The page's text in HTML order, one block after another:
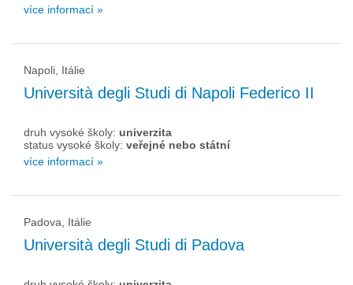
více informací »
Napoli, Itálie
Università degli Studi di Napoli Federico II
druh vysoké školy: univerzita
status vysoké školy: veřejné nebo státní
více informací »
Padova, Itálie
Università degli Studi di Padova